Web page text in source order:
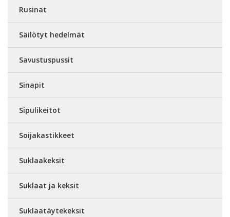
Rusinat
Säilötyt hedelmät
Savustuspussit
Sinapit
Sipulikeitot
Soijakastikkeet
Suklaakeksit
Suklaat ja keksit
Suklaatäytekeksit